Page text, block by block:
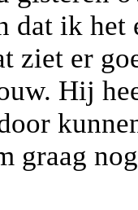
dat ik
ziet er
Hij
graag